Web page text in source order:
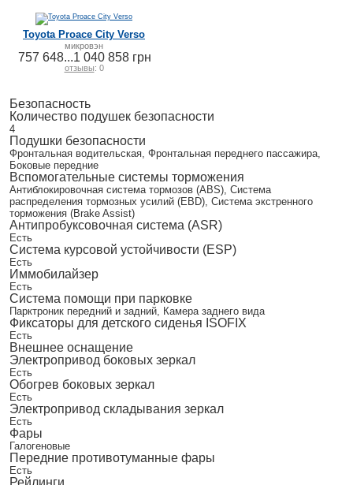
Toyota Proace City Verso
микровэн
757 648...1 040 858 грн
отзывы: 0
Безопасность
Количество подушек безопасности
4
Подушки безопасности
Фронтальная водительская, Фронтальная переднего пассажира,
Боковые передние
Вспомогательные системы торможения
Антиблокировочная система тормозов (ABS), Система
распределения тормозных усилий (EBD), Система экстренного
торможения (Brake Assist)
Антипробуксовочная система (ASR)
Есть
Система курсовой устойчивости (ESP)
Есть
Иммобилайзер
Есть
Система помощи при парковке
Парктроник передний и задний, Камера заднего вида
Фиксаторы для детского сиденья ISOFIX
Есть
Внешнее оснащение
Электропривод боковых зеркал
Есть
Обогрев боковых зеркал
Есть
Электропривод складывания зеркал
Есть
Фары
Галогеновые
Передние противотуманные фары
Есть